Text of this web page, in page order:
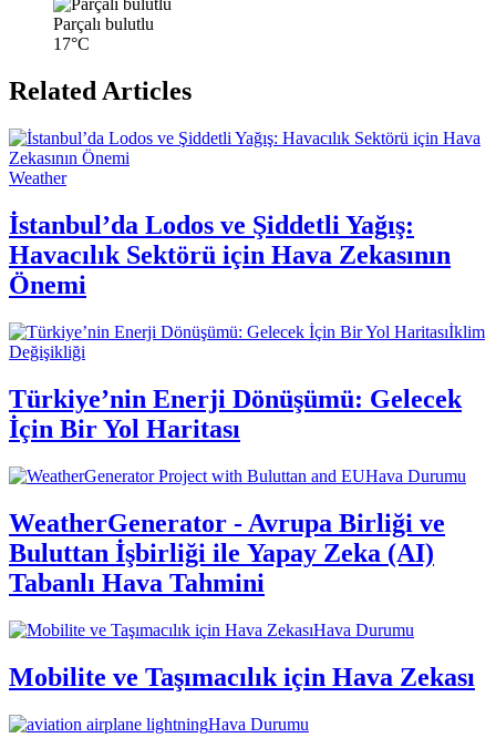
Parçalı bulutlu
17°C
Related Articles
Weather
İstanbul’da Lodos ve Şiddetli Yağış:
Havacılık Sektörü için Hava Zekasının
Önemi
İklim
Değişikliği
Türkiye’nin Enerji Dönüşümü: Gelecek
İçin Bir Yol Haritası
Hava Durumu
WeatherGenerator - Avrupa Birliği ve
Buluttan İşbirliği ile Yapay Zeka (AI)
Tabanlı Hava Tahmini
Hava Durumu
Mobilite ve Taşımacılık için Hava Zekası
Hava Durumu